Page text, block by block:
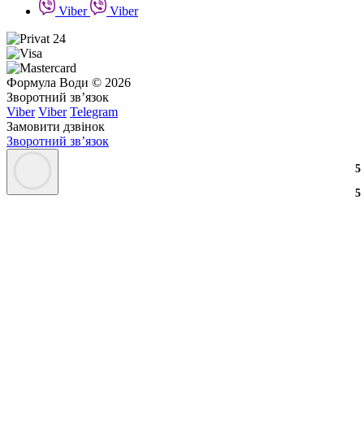
3
3
2
2
3
3
5
5
Viber
Viber
Формула Води © 2026
Зворотний зв’язок
Viber Viber Telegram
Замовити дзвінок
Зворотний зв’язок